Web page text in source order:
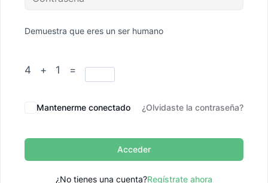
Demuestra que eres un ser humano
4 + 1 =
Mantenerme conectado ¿Olvidaste la contraseña?
Acceder
¿No tienes una cuenta?Regístrate ahora